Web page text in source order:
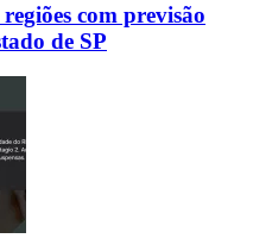
com previsão
de SP